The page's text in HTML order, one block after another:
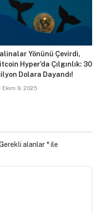
Yönünü Çevirdi,
Hyper’da Çılgınlık: 30
Dolara Dayandı!
Ekim 9, 2025
alanlar *ile